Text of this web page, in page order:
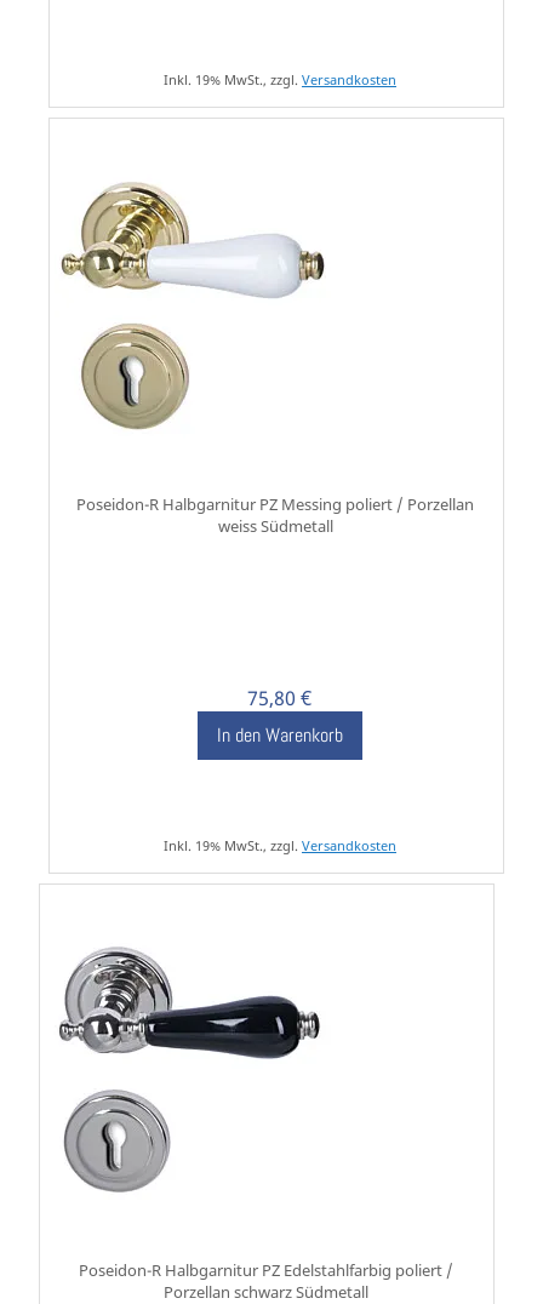
Inkl. 19% MwSt., zzgl. Versandkosten
Poseidon-R Halbgarnitur PZ Messing poliert / Porzellan
weiss Südmetall
75,80 €
In den Warenkorb
Inkl. 19% MwSt., zzgl. Versandkosten
Poseidon-R Halbgarnitur PZ Edelstahlfarbig poliert /
Porzellan schwarz Südmetall